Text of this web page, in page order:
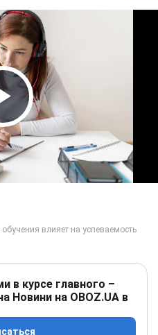
Video
в курсе главного –
Новини на OBOZ.UA в